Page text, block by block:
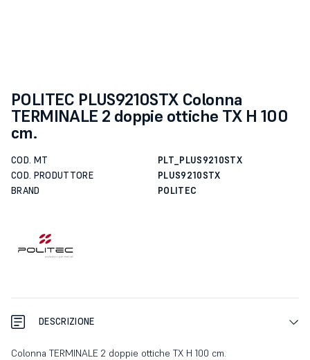
POLITEC PLUS9210STX Colonna
TERMINALE 2 doppie ottiche TX H 100
cm.
COD. MT
PLT_PLUS9210STX
COD. PRODUTTORE
PLUS9210STX
BRAND
POLITEC
DESCRIZIONE
Colonna TERMINALE 2 doppie ottiche TX H 100 cm.